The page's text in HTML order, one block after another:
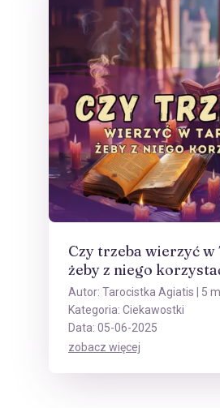
Czy trzeba wierzyć w
żeby z niego
Autor: Tarocistka Agiatis | 5
Kategoria: Ciekawostki
Data: 05-06-2025
zobacz więcej